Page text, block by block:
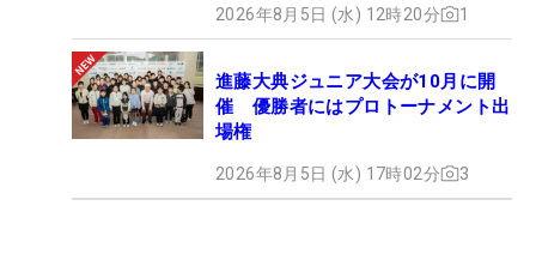
2026年8月5日 (水) 12時20分 1
進藤大典ジュニア大会が10月に開
催 優勝者にはプロトーナメント出
場権
2026年8月5日 (水) 17時02分 3